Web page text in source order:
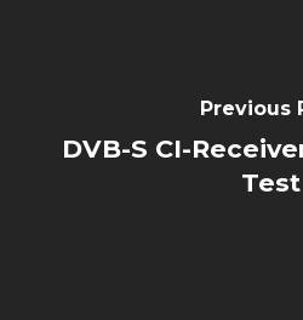
Previous
DVB-S CI-
Test